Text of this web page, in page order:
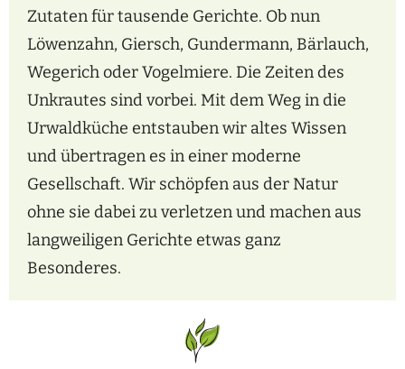
Zutaten für tausende Gerichte. Ob nun
Löwenzahn, Giersch, Gundermann, Bärlauch,
Wegerich oder Vogelmiere. Die Zeiten des
Unkrautes sind vorbei. Mit dem Weg in die
Urwaldküche entstauben wir altes Wissen
und übertragen es in einer moderne
Gesellschaft. Wir schöpfen aus der Natur
ohne sie dabei zu verletzen und machen aus
langweiligen Gerichte etwas ganz
Besonderes.